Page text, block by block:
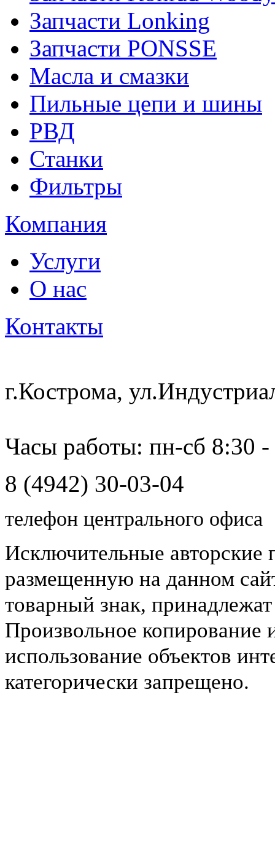
Запчасти Lonking
Запчасти PONSSE
Масла и смазки
Пильные цепи и шины
РВД
Станки
Фильтры
Компания
Услуги
О нас
Контакты
г.Кострома,
Часы работы: пн-сб 8:30
8 (4942) 30-03-04
телефон центрального офиса
Исключительные
размещенную на данном
товарный знак,
Произвольное копирование
использование объектов
категорически запрещено.